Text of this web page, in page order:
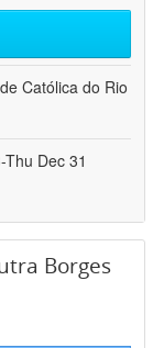
Católica do Rio
Dec 31
Borges